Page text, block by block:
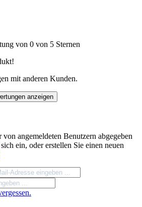
von 0 von 5 Sternen
mit anderen Kunden.
anzeigen
angemeldeten Benutzern abgegeben
ein, oder erstellen Sie einen neuen